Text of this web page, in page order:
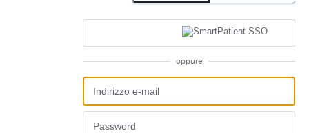
oppure